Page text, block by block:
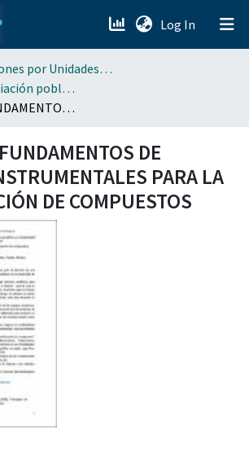
Log In (current)
Producciones por Unidades Académicas
Proyecto “Asociación poblana de Ciencias Microbiológicas” . (APCM)
30-05-2020 FUNDAMENTOS DE TÉCNICAS INSTRUMENTALES PARA LA IDENTIFICACIÓN DE COMPUESTOS
DE
PARA LA
DE COMPUESTOS